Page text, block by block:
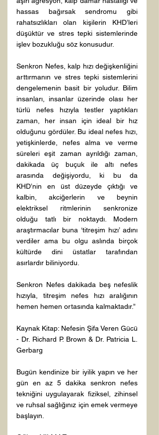
hassas bağırsak sendromu gibi
rahatsızlıkları olan kişilerin KHD’leri
düşüktür ve stres tepki sistemlerinde
işlev bozukluğu söz konusudur.
Senkron Nefes, kalp hızı değişkenliğini
arttırmanın ve stres tepki sistemlerini
dengelemenin basit bir yoludur. Bilim
insanları, insanlar üzerinde olası her
türlü nefes hızıyla testler yaptıkları
zaman, her insan için ideal bir hız
olduğunu gördüler. Bu ideal nefes hızı,
yetişkinlerde, nefes alma ve verme
süreleri eşit zaman ayrıldığı zaman,
dakikada üç buçuk ile altı nefes
arasında değişiyordu, ki bu da
KHD’nin en üst düzeyde çıktığı ve
kalbin, akciğerlerin ve beynin
elektriksel ritmlerinin senkronize
olduğu tatlı bir noktaydı. Modern
araştırmacılar buna ‘titreşim hızı’ adını
verdiler ama bu olgu aslında birçok
kültürde dini üstatlar tarafından
asırlardır biliniyordu.
Senkron Nefes dakikada beş nefeslik
hızıyla, titreşim nefes hızı aralığının
hemen hemen ortasında kalmaktadır.”
Kaynak Kitap: Nefesin Şifa Veren Gücü
- Dr. Richard P. Brown & Dr. Patricia L.
Gerbarg
Bugün kendinize bir iyilik yapın ve her
gün en az 5 dakika senkron nefes
tekniğini uygulayarak fiziksel, zihinsel
ve ruhsal sağlığınız için emek vermeye
başlayın.